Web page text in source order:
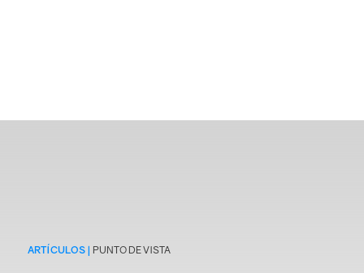
ARTÍCULOS | PUNTO DE VISTA